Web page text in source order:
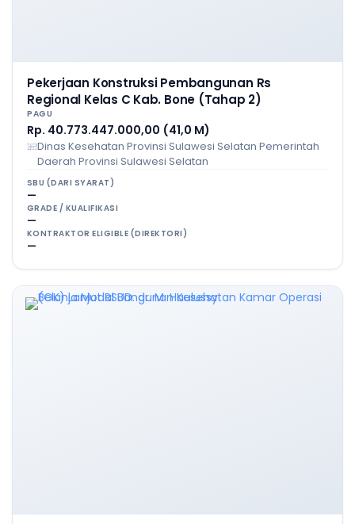
Pekerjaan Konstruksi Pembangunan Rs
Regional Kelas C Kab. Bone (Tahap 2)
PAGU
Rp. 40.773.447.000,00 (41,0 M)
Dinas Kesehatan Provinsi Sulawesi Selatan Pemerintah
Daerah Provinsi Sulawesi Selatan
SBU (DARI SYARAT)
—
GRADE / KUALIFIKASI
—
KONTRAKTOR ELIGIBLE (DIREKTORI)
—